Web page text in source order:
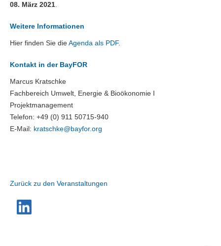
08. März 2021.
Weitere Informationen
Hier finden Sie dieAgenda als PDF.
Kontakt in der BayFOR
Marcus Kratschke
Fachbereich Umwelt, Energie & Bioökonomie I
Projektmanagement
Telefon: +49 (0) 911 50715-940
E-Mail: kratschke@bayfor.org
Zurück zu den Veranstaltungen